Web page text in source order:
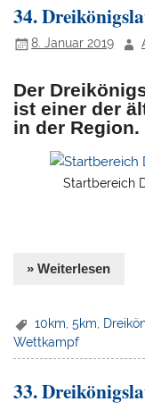
34.
8. Januar 2019
Der
ist einer der
in der Region.
Startbereich
» Weiterlesen
10km ,5km
Wettkampf
33.